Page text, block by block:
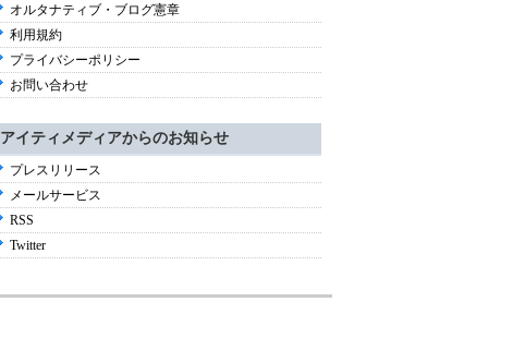
オルタナティブ・ブログ憲章
利用規約
プライバシーポリシー
お問い合わせ
アイティメディアからのお知らせ
プレスリリース
メールサービス
RSS
Twitter